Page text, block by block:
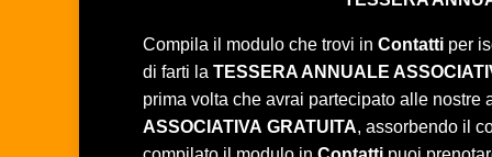
Compila il modulo che trovi in Contatti per
di farti la TESSERA ANNUALE
prima volta che avrai partecipato alle nostre
ASSOCIATIVA GRATUITA, assorbendo il